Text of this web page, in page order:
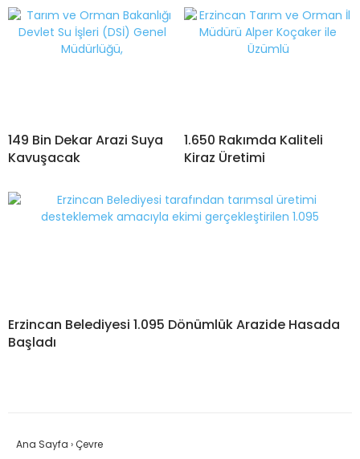
149 Bin Dekar Arazi Suya
Kavuşacak
1.650 Rakımda Kaliteli
Kiraz Üretimi
Erzincan Belediyesi 1.095 Dönümlük Arazide Hasada
Başladı
Ana Sayfa ›Çevre